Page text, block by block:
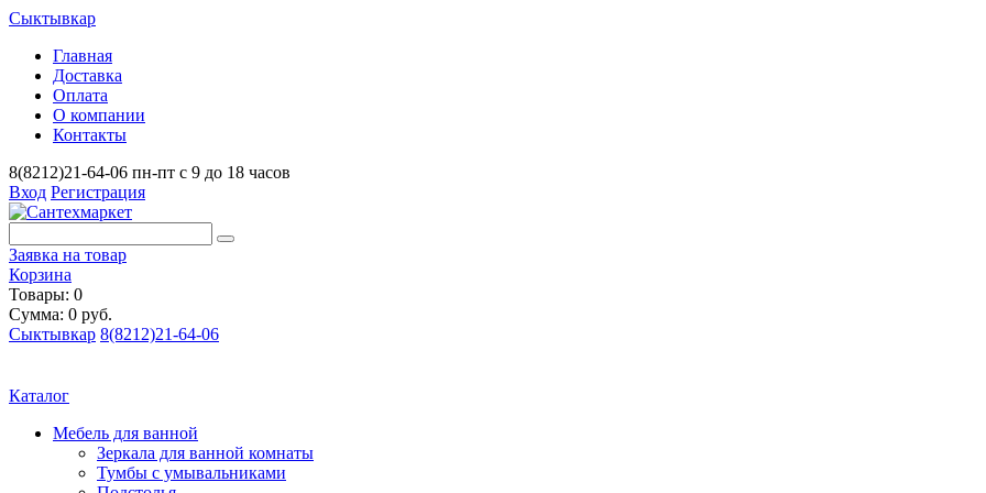
Сыктывкар
Главная
Доставка
Оплата
О компании
Контакты
8(8212)21-64-06 пн-пт с 9 до 18 часов
Вход Регистрация
Заявка на товар
Корзина
Товары: 0
Сумма: 0 руб.
Сыктывкар 8(8212)21-64-06
Каталог
Мебель для ванной
Зеркала для ванной комнаты
Тумбы с умывальниками